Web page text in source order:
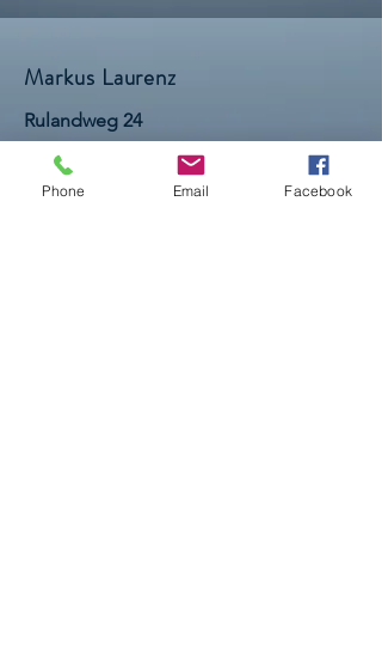
Markus Laurenz
Rulandweg 24
48653 Coesfeld
E-Mail:
markus.laurenz@marktplatz-der-
Phone Email Facebook